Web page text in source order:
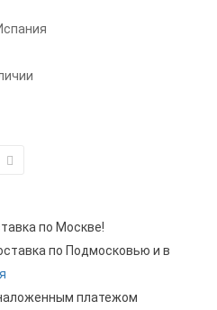
по Москве!
по Подмосковью и в
платежом